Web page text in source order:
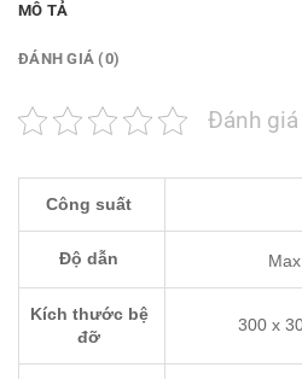
MÔ TẢ
ĐÁNH GIÁ (0)
Đánh
Công suất
Độ dẫn
Kích thước bệ
đỡ
300 x